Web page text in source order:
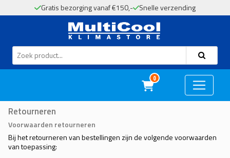
Gratis bezorging vanaf €150,- Snelle verzending
MultiCool
0
Retourneren
Voorwaarden retourneren
Bij het retourneren van bestellingen zijn de volgende voorwaarden
van toepassing: